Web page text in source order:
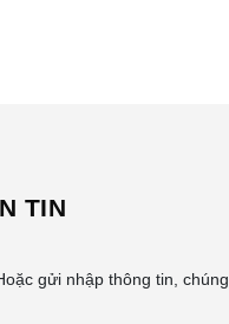
TIN
gửi nhập thông tin, chúng